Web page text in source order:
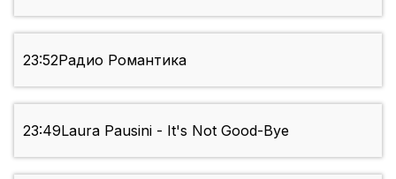
23:52Радио Романтика
23:49Laura Pausini - It's Not Good-Bye